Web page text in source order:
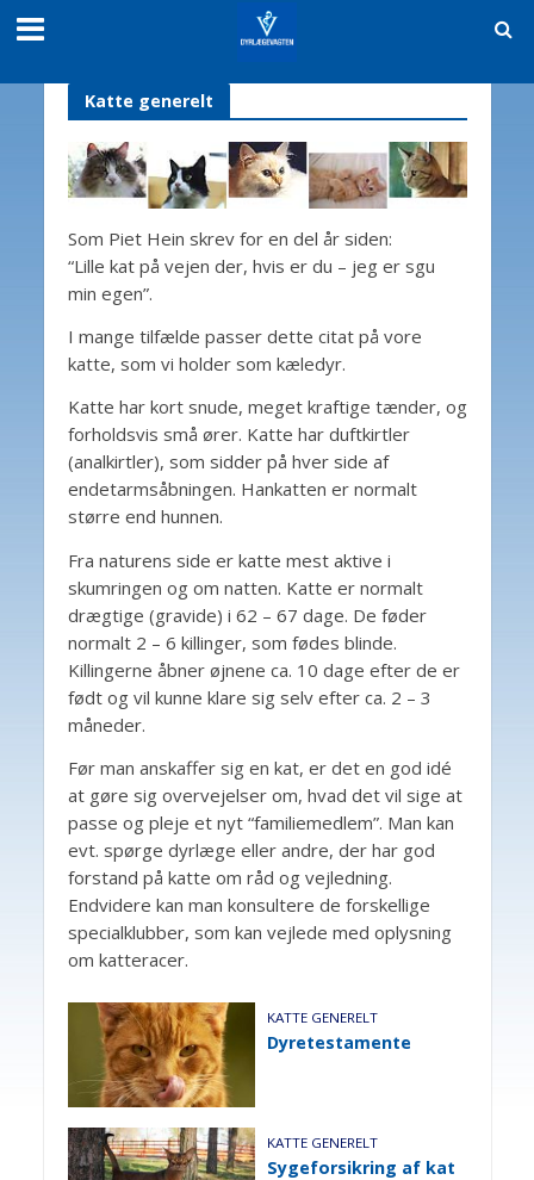
Katte generelt
Som Piet Hein skrev for en del år siden:
“Lille kat på vejen der, hvis er du – jeg er sgu
min egen”.
I mange tilfælde passer dette citat på vore
katte, som vi holder som kæledyr.
Katte har kort snude, meget kraftige tænder, og
forholdsvis små ører. Katte har duftkirtler
(analkirtler), som sidder på hver side af
endetarmsåbningen. Hankatten er normalt
større end hunnen.
Fra naturens side er katte mest aktive i
skumringen og om natten. Katte er normalt
drægtige (gravide) i 62 – 67 dage. De føder
normalt 2 – 6 killinger, som fødes blinde.
Killingerne åbner øjnene ca. 10 dage efter de er
født og vil kunne klare sig selv efter ca. 2 – 3
måneder.
Før man anskaffer sig en kat, er det en god idé
at gøre sig overvejelser om, hvad det vil sige at
passe og pleje et nyt “familiemedlem”. Man kan
evt. spørge dyrlæge eller andre, der har god
forstand på katte om råd og vejledning.
Endvidere kan man konsultere de forskellige
specialklubber, som kan vejlede med oplysning
om katteracer.
KATTE GENERELT
Dyretestamente
KATTE GENERELT
Sygeforsikring af kat